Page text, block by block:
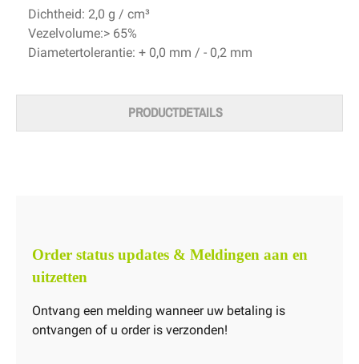
Dichtheid: 2,0 g / cm³
Vezelvolume:> 65%
Diametertolerantie: + 0,0 mm / - 0,2 mm
PRODUCTDETAILS
Order status updates & Meldingen aan en
uitzetten
Ontvang een melding wanneer uw betaling is
ontvangen of u order is verzonden!